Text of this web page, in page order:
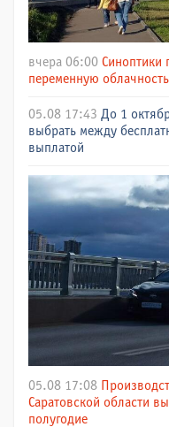
вчера 06:00 Синоптики
переменную
05.08 17:43 До 1
выбрать между
выплатой
05.08 17:08
Саратовской области
полугодие